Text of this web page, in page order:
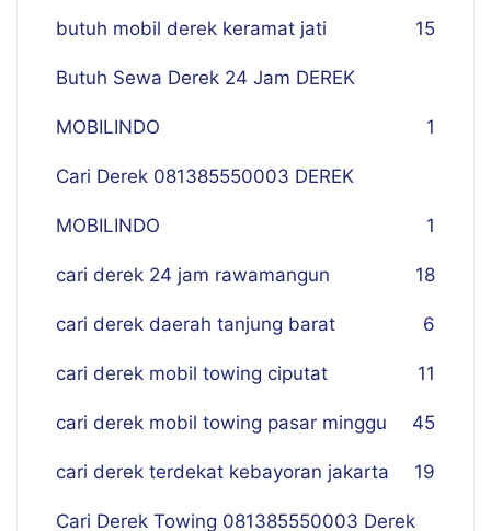
butuh mobil derek keramat jati 15
Butuh Sewa Derek 24 Jam DEREK
MOBILINDO 1
Cari Derek 081385550003 DEREK
MOBILINDO 1
cari derek 24 jam rawamangun 18
cari derek daerah tanjung barat 6
cari derek mobil towing ciputat 11
cari derek mobil towing pasar minggu 45
cari derek terdekat kebayoran jakarta 19
Cari Derek Towing 081385550003 Derek